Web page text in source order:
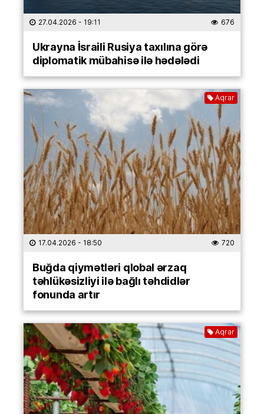
27.04.2026 - 19:11 676
Ukrayna İsraili Rusiya taxılına görə
diplomatik mübahisə ilə hədələdi
Aqrar
17.04.2026 - 18:50 720
Buğda qiymətləri qlobal ərzaq
təhlükəsizliyi ilə bağlı təhdidlər
fonunda artır
Aqrar